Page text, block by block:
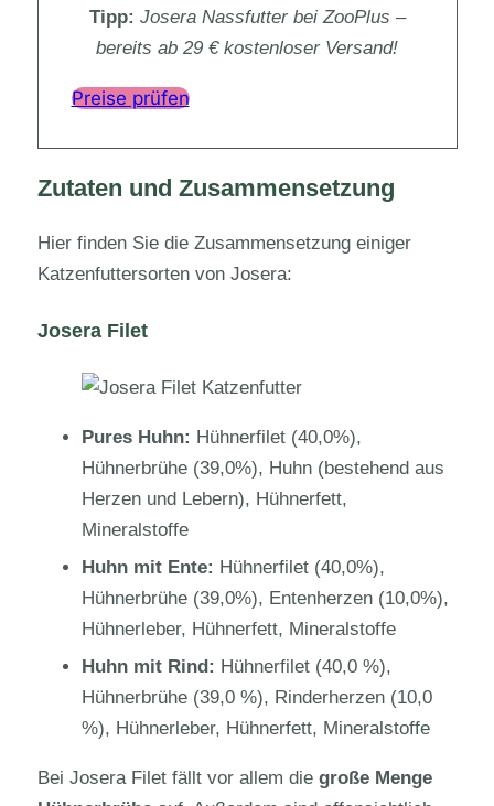
Tipp: Josera Nassfutter bei ZooPlus –
bereits ab 29 € kostenloser Versand!
Preise prüfen
Zutaten und Zusammensetzung
Hier finden Sie die Zusammensetzung einiger
Katzenfuttersorten von Josera:
Josera Filet
Pures Huhn: Hühnerfilet (40,0%),
Hühnerbrühe (39,0%), Huhn (bestehend aus
Herzen und Lebern), Hühnerfett,
Mineralstoffe
Huhn mit Ente: Hühnerfilet (40,0%),
Hühnerbrühe (39,0%), Entenherzen (10,0%),
Hühnerleber, Hühnerfett, Mineralstoffe
Huhn mit Rind: Hühnerfilet (40,0 %),
Hühnerbrühe (39,0 %), Rinderherzen (10,0
%), Hühnerleber, Hühnerfett, Mineralstoffe
Bei Josera Filet fällt vor allem die große Menge